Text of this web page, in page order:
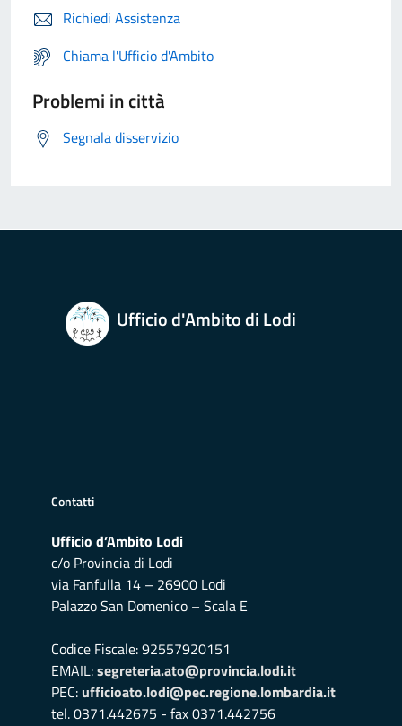
Richiedi Assistenza
Chiama l'Ufficio d'Ambito
Problemi in città
Segnala disservizio
Ufficio d'Ambito di Lodi
Contatti
Ufficio d’Ambito Lodi
c/o Provincia di Lodi
via Fanfulla 14 – 26900 Lodi
Palazzo San Domenico – Scala E
Codice Fiscale: 92557920151
EMAIL:segreteria.ato@provincia.lodi.it
PEC: ufficioato.lodi@pec.regione.lombardia.it
tel. 0371.442675 - fax 0371.442756